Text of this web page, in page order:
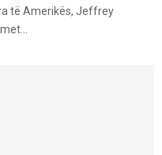
të Amerikës, Jeffrey